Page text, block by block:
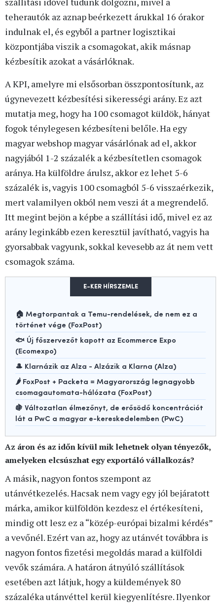
teherautók az aznap beérkezett árukkal 16 órakor
indulnak el, és egyből a partner logisztikai
központjába viszik a csomagokat, akik másnap
kézbesítik azokat a vásárlóknak.
A KPI, amelyre mi elsősorban összpontosítunk, az
úgynevezett kézbesítési sikerességi arány. Ez azt
mutatja meg, hogy ha 100 csomagot küldök, hányat
fogok ténylegesen kézbesíteni belőle. Ha egy
magyar webshop magyar vásárlónak ad el, akkor
nagyjából 1-2 százalék a kézbesítetlen csomagok
aránya. Ha külföldre árulsz, akkor ez lehet 5-6
százalék is, vagyis 100 csomagból 5-6 visszaérkezik,
mert valamilyen okból nem veszi át a megrendelő.
Itt megint bejön a képbe a szállítási idő, mivel ez az
arány leginkább ezen keresztül javítható, vagyis ha
gyorsabbak vagyunk, sokkal kevesebb az át nem vett
csomagok száma.
E-KER HÍRSZEMLE
🏠 Megtorpantak a Temu-rendelések, de nem ez a
történet vége (FoxPost)
🐟 Új főszervezőt kapott az Ecommerce Expo
(Ecomexpo)
🎩 Klarnázik az Alza - Alzázik a Klarna (Alza)
🌶️ FoxPost + Packeta = Magyarország legnagyobb
csomagautomata-hálózata (FoxPost)
🍇 Változatlan élmezőnyt, de erősödő koncentrációt
lát a PwC a magyar e-kereskedelemben (PwC)
Az áron és az időn kívül mik lehetnek olyan tényezők,
amelyeken elcsúszhat egy exportáló vállalkozás?
A másik, nagyon fontos szempont az
utánvétkezelés. Hacsak nem vagy egy jól bejáratott
márka, amikor külföldön kezdesz el értékesíteni,
mindig ott lesz ez a “közép-európai bizalmi kérdés”
a vevőnél. Ezért van az, hogy az utánvét továbbra is
nagyon fontos fizetési megoldás marad a külföldi
vevők számára. A határon átnyúló szállítások
esetében azt látjuk, hogy a küldemények 80
százaléka utánvéttel kerül kiegyenlítésre. Ilyenkor